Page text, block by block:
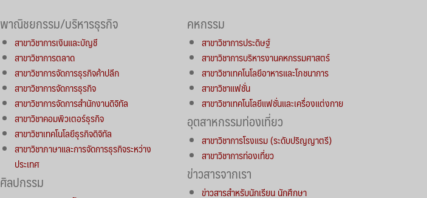
พาณิชยกรรม/บริหารธุรกิจ
สาขาวิชาการเงินและบัญชี
สาขาวิชาการตลาด
สาขาวิชาการจัดการธุรกิจค้าปลีก
สาขาวิชาการจัดการธุรกิจ
สาขาวิชาการจัดการสำนักงานดิจิทัล
สาขาวิชาคอมพิวเตอร์ธุรกิจ
สาขาวิชาเทคโนโลยีธุรกิจดิจิทัล
สาขาวิชาภาษาและการจัดการธุรกิจระหว่าง
ประเทศ
ศิลปกรรม
คหกรรม
สาขาวิชาการประดิษฐ์
สาขาวิชาการบริหารงานคหกรรมศาสตร์
สาขาวิชาเทคโนโลยีอาหารและโภชนาการ
สาขาวิชาแฟชั่น
สาขาวิชาเทคโนโลยีแฟชั่นและเครื่องแต่งกาย
อุตสาหกรรมท่องเที่ยว
สาขาวิชาการโรงแรม (ระดับปริญญาตรี)
สาขาวิชาการท่องเที่ยว
ข่าวสารจากเรา
ข่าวสารสำหรับนักเรียน นักศึกษา